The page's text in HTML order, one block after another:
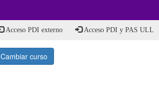
Acceso PDI externo Acceso PDI y PAS ULL
Cambiar curso